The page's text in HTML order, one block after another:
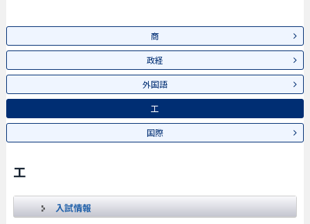
商
政経
外国語
工
国際
工
入試情報